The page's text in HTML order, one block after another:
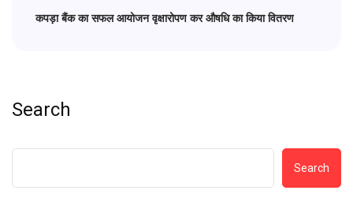
कपड़ा बैंक का सफल आयोजन वृक्षारोपण कर औषधि का किया वितरण
Search
Search